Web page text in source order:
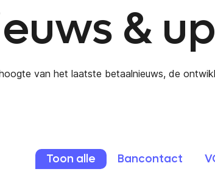
&
van het laatste betaalnieuws, de
Toon alle Bancontact